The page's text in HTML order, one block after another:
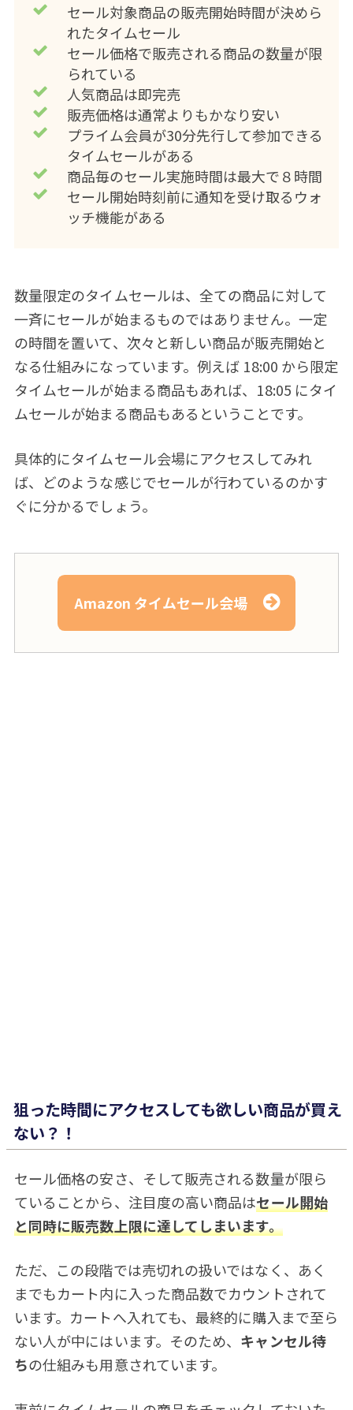
セール対象商品の販売開始時間が決めら
れたタイムセール
セール価格で販売される商品の数量が限
られている
人気商品は即完売
販売価格は通常よりもかなり安い
プライム会員が30分先行して参加できる
タイムセールがある
商品毎のセール実施時間は最大で８時間
セール開始時刻前に通知を受け取るウォ
ッチ機能がある
数量限定のタイムセールは、全ての商品に対して
一斉にセールが始まるものではありません。一定
の時間を置いて、次々と新しい商品が販売開始と
なる仕組みになっています。例えば 18:00 から限定
タイムセールが始まる商品もあれば、18:05 にタイ
ムセールが始まる商品もあるということです。
具体的にタイムセール会場にアクセスしてみれ
ば、どのような感じでセールが行わているのかす
ぐに分かるでしょう。
Amazon タイムセール会場
狙った時間にアクセスしても欲しい商品が買え
ない？！
セール価格の安さ、そして販売される数量が限ら
ていることから、注目度の高い商品はセール開始
と同時に販売数上限に達してしまいます。
ただ、この段階では売切れの扱いではなく、あく
までもカート内に入った商品数でカウントされて
います。カートへ入れても、最終的に購入まで至ら
ない人が中にはいます。そのため、 キャンセル待
ちの仕組みも用意されています。